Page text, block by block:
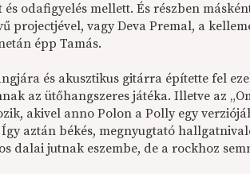
odafigyelés mellett. És részben
vagy Deva Premal, a
épp Tamás.
és akusztikus gitárra építette fel
az ütőhangszeres játéka. Illetve az
akivel anno Polon a Polly egy
aztán békés, megnyugtató
dalai jutnak eszembe, de a rockhoz